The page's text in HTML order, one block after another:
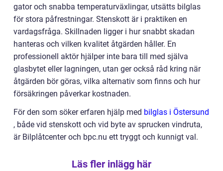
gator och snabba temperaturväxlingar, utsätts bilglas
för stora påfrestningar. Stenskott är i praktiken en
vardagsfråga. Skillnaden ligger i hur snabbt skadan
hanteras och vilken kvalitet åtgärden håller. En
professionell aktör hjälper inte bara till med själva
glasbytet eller lagningen, utan ger också råd kring när
åtgärden bör göras, vilka alternativ som finns och hur
försäkringen påverkar kostnaden.
För den som söker erfaren hjälp med bilglas i Östersund
, både vid stenskott och vid byte av sprucken vindruta,
är Bilplåtcenter och bpc.nu ett tryggt och kunnigt val.
Läs fler inlägg här